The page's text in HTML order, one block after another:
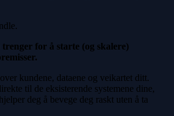
for å starte (og skalere)
kundene, dataene og veikartet ditt.
til de eksisterende systemene dine,
deg å bevege deg raskt uten å ta